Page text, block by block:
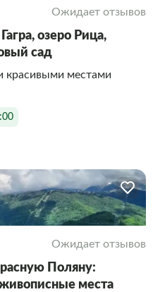
Ожидает отзывов
озеро Рица,
сад
красивыми местами
Ожидает отзывов
Поляну:
места